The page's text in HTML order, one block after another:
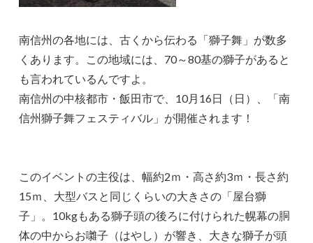
南信州の各地には、古くから伝わる「獅子舞」が数多
くあります。この地域には、70～80基の獅子があると
も言われているんですよ。
南信州の中核都市・飯田市で、10月16日（日）、「南
信州獅子舞フェスティバル」が開催されます！
このイベントの主役は、幅約2ｍ・高さ約3ｍ・長さ約
15ｍ、大型バスと同じくらいの大きさの「屋台獅
子」。10kgもある獅子頭の後ろに付けられた幌幕の胴
体の中からお囃子（はやし）が響き、大きな獅子が頭